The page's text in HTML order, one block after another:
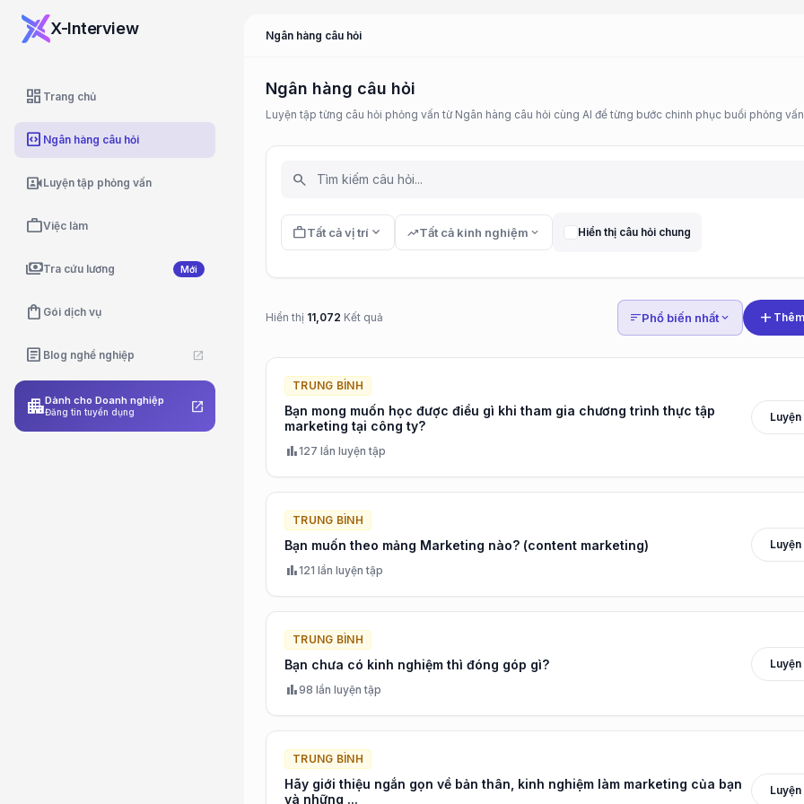
X-Interview
dashboard Trang chủ
code_blocks Ngân hàng câu hỏi
video_camera_frontLuyện tập phỏng vấn
workViệc làm
paymentsTra cứu lương Mới
shopping_bag Gói dịch vụ
article Blog nghề nghiệp open_in_new
apartmentDành cho Doanh nghiệp
Đăng tin tuyển dụng open_in_new
Ngân hàng câu hỏi
Ngân hàng câu hỏi
Luyện tập từng câu hỏi phỏng vấn từ Ngân hàng câu hỏi cùng AI để từng bước chinh phục buổi phỏng
search
workTất cả vị trí expand_more trending_upTất cả kinh nghiệm expand_more Hiển thị câu hỏi chung
Hiển thị 11,072 Kết quả sortPhổ biến nhấtexpand_more add
TRUNG BÌNH
Bạn mong muốn học được điều gì khi tham gia chương trình thực tập
marketing tại công ty?
bar_chart127 lần luyện tập
Luyện
TRUNG BÌNH
Bạn muốn theo mảng Marketing nào? (content marketing)
bar_chart121 lần luyện tập
Luyện
TRUNG BÌNH
Bạn chưa có kinh nghiệm thì đóng góp gì?
bar_chart98 lần luyện tập
Luyện
TRUNG BÌNH
Hãy giới thiệu ngắn gọn về bản thân, kinh nghiệm làm marketing của bạn
và những ...
Luyện
lượng Dự án (QA/QC
Bắt đầu luyện tập arrow_forward